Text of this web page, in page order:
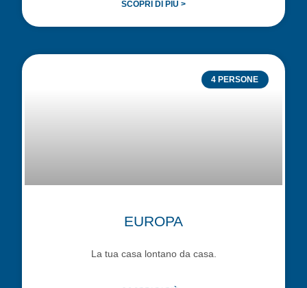
SCOPRI DI PIÙ >
4 PERSONE
EUROPA
La tua casa lontano da casa.